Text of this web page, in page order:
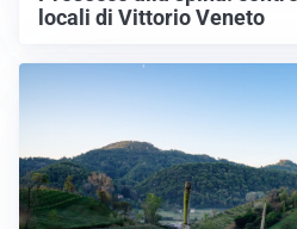
locali di Vittorio Veneto